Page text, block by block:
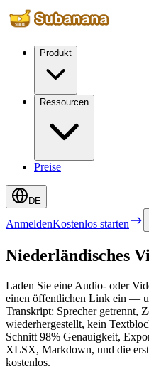
Produkt
Ressourcen
Preise
DE
AnmeldenKostenlos starten
Niederländisches
Laden Sie eine Audio- oder
einen öffentlichen Link ein —
Transkript: Sprecher getrennt,
wiederhergestellt, kein
Schnitt 98% Genauigkeit,
XLSX, Markdown, und die
kostenlos.